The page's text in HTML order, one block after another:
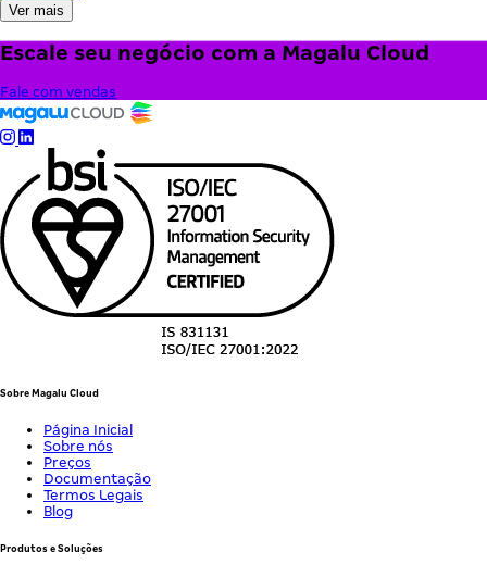
Ver mais
Escale seu negócio com a Magalu Cloud
Fale com vendas
Sobre Magalu Cloud
Página Inicial
Sobre nós
Preços
Documentação
Termos Legais
Blog
Produtos e Soluções